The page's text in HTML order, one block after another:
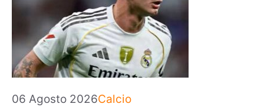
06 Agosto 2026Categorie
Calcio